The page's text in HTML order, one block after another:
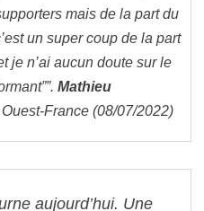
mais de la part du
un super coup de la part
je n’ai aucun doute sur le
Mathieu
France (08/07/2022)
aujourd’hui. Une